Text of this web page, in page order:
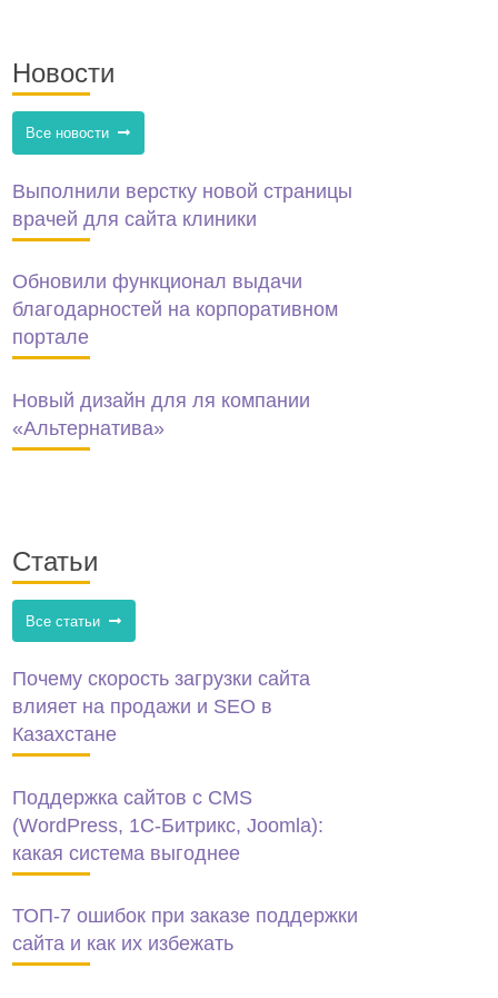
Новости
Все новости
Выполнили верстку новой страницы
врачей для сайта клиники
Обновили функционал выдачи
благодарностей на корпоративном
портале
Новый дизайн для ля компании
«Альтернатива»
Статьи
Все статьи
Почему скорость загрузки сайта
влияет на продажи и SEO в
Казахстане
Поддержка сайтов с CMS
(WordPress, 1C-Битрикс, Joomla):
какая система выгоднее
ТОП-7 ошибок при заказе поддержки
сайта и как их избежать